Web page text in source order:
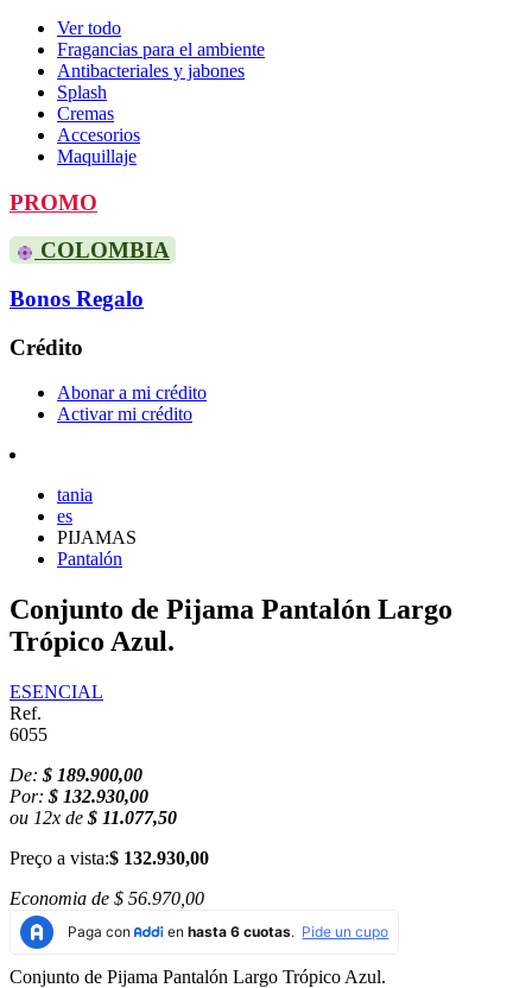
Ver todo
Fragancias para el ambiente
Antibacteriales y jabones
Splash
Cremas
Accesorios
Maquillaje
PROMO
COLOMBIA
Bonos Regalo
Crédito
Abonar a mi crédito
Activar mi crédito
tania
es
PIJAMAS
Pantalón
Conjunto de Pijama Pantalón Largo
Trópico Azul.
ESENCIAL
Ref.
6055
De: $ 189.900,00
Por: $ 132.930,00
ou 12x de $ 11.077,50
Preço a vista:$ 132.930,00
Economia de $ 56.970,00
Conjunto de Pijama Pantalón Largo Trópico Azul.